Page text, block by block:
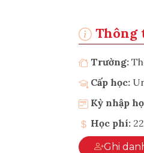
Thông
Trường:
Cấp học:
Kỳ nhập
Học phí:
Ghi